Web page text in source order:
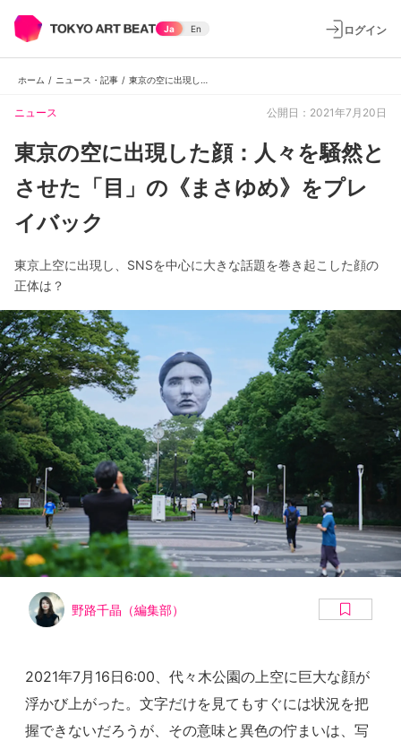
Ja En ログイン
ホーム / ニュース・記事 /
ニュース 公開日：2021年7月20日
東京の空に出現した顔：人々を騒然と
させた「目」の《まさゆめ》をプレ
イバック
東京上空に出現し、SNSを中心に大きな話題を巻き起こした顔の
正体は？
野路千晶（編集部）
2021年7月16日6:00、代々木公園の上空に巨大な顔が
浮かび上がった。文字だけを見てもすぐには状況を把
握できないだろうが、その意味と異色の佇まいは、写